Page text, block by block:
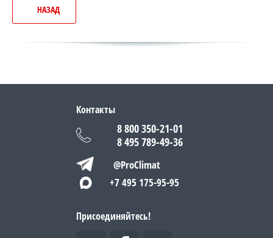
НАЗАД
Контакты
8 800 350-21-01
8 495 789-49-36
@ProClimat
+7 495 175-95-95
Присоединяйтесь!